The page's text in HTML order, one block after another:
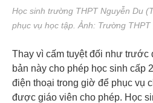
Học sinh trường THPT Nguyễn Du
phục vụ học tập. Ảnh: Trường THPT
Thay vì cấm tuyệt đối như trước
bản này cho phép học sinh cấp
điện thoại trong giờ để phục vụ
được giáo viên cho phép. Học